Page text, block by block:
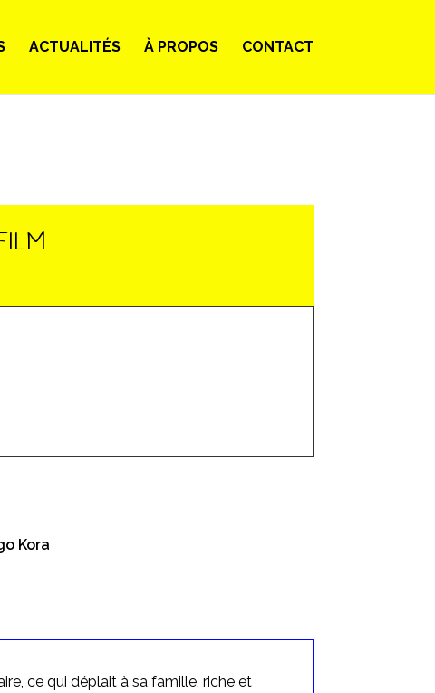
ACTUALITÉS À PROPOS CONTACT
Kora
ce qui déplait à sa famille, riche et